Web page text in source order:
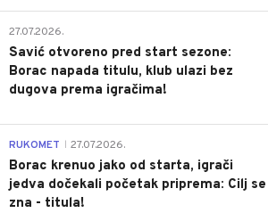
27.07.2026.
Savić otvoreno pred start sezone:
Borac napada titulu, klub ulazi bez
dugova prema igračima!
RUKOMET 27.07.2026.
Borac krenuo jako od starta, igrači
jedva dočekali početak priprema: Cilj se
zna - titula!